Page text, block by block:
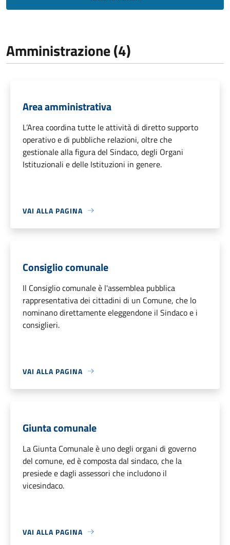
Amministrazione (4)
Area amministrativa
L’Area coordina tutte le attività di diretto supporto
operativo e di pubbliche relazioni, oltre che
gestionale alla figura del Sindaco, degli Organi
Istituzionali e delle Istituzioni in genere.
VAI ALLA PAGINA
Consiglio comunale
Il Consiglio comunale è l'assemblea pubblica
rappresentativa dei cittadini di un Comune, che lo
nominano direttamente eleggendone il Sindaco e i
consiglieri.
VAI ALLA PAGINA
Giunta comunale
La Giunta Comunale è uno degli organi di governo
del comune, ed è composta dal sindaco, che la
presiede e dagli assessori che includono il
vicesindaco.
VAI ALLA PAGINA